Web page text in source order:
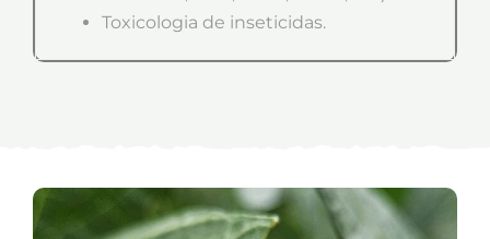
Toxicologia de inseticidas.